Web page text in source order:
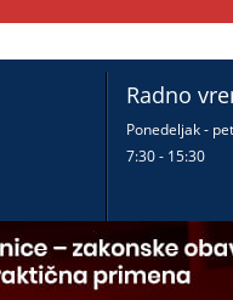
Radno
Ponedeljak -
7:30 - 15:30